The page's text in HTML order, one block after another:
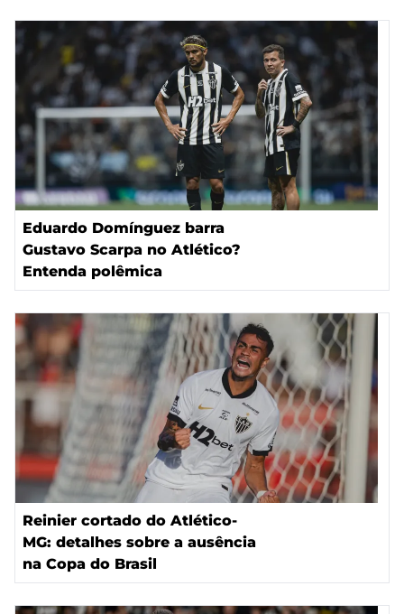
Eduardo Domínguez barra
Gustavo Scarpa no Atlético?
Entenda polêmica
Reinier cortado do Atlético-
MG: detalhes sobre a ausência
na Copa do Brasil